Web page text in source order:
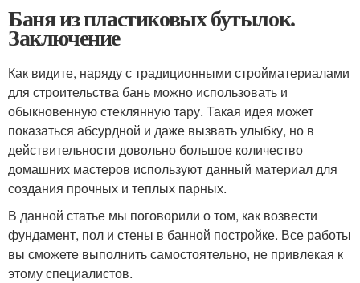
Баня из пластиковых бутылок.
Заключение
Как видите, наряду с традиционными стройматериалами
для строительства бань можно использовать и
обыкновенную стеклянную тару. Такая идея может
показаться абсурдной и даже вызвать улыбку, но в
действительности довольно большое количество
домашних мастеров используют данный материал для
создания прочных и теплых парных.
В данной статье мы поговорили о том, как возвести
фундамент, пол и стены в банной постройке. Все работы
вы сможете выполнить самостоятельно, не привлекая к
этому специалистов.